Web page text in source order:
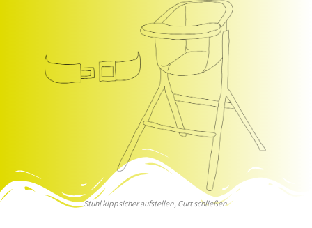
Stuhl kippsicher aufstellen, Gurt schließen.